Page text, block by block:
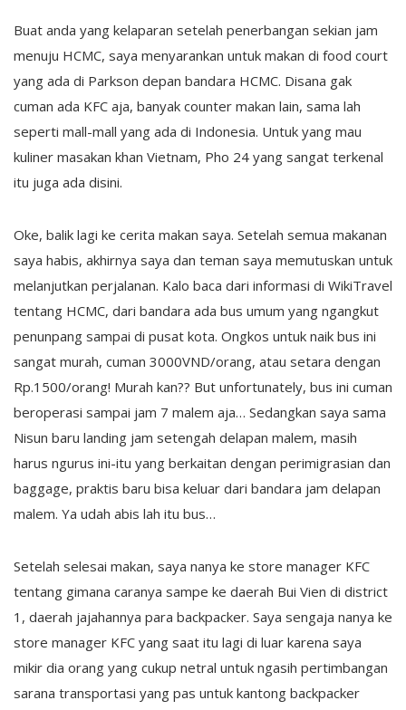
Buat anda yang kelaparan setelah penerbangan sekian jam
menuju HCMC, saya menyarankan untuk makan di food court
yang ada di Parkson depan bandara HCMC. Disana gak
cuman ada KFC aja, banyak counter makan lain, sama lah
seperti mall-mall yang ada di Indonesia. Untuk yang mau
kuliner masakan khan Vietnam, Pho 24 yang sangat terkenal
itu juga ada disini.
Oke, balik lagi ke cerita makan saya. Setelah semua makanan
saya habis, akhirnya saya dan teman saya memutuskan untuk
melanjutkan perjalanan. Kalo baca dari informasi di WikiTravel
tentang HCMC, dari bandara ada bus umum yang ngangkut
penunpang sampai di pusat kota. Ongkos untuk naik bus ini
sangat murah, cuman 3000VND/orang, atau setara dengan
Rp.1500/orang! Murah kan?? But unfortunately, bus ini cuman
beroperasi sampai jam 7 malem aja… Sedangkan saya sama
Nisun baru landing jam setengah delapan malem, masih
harus ngurus ini-itu yang berkaitan dengan perimigrasian dan
baggage, praktis baru bisa keluar dari bandara jam delapan
malem. Ya udah abis lah itu bus…
Setelah selesai makan, saya nanya ke store manager KFC
tentang gimana caranya sampe ke daerah Bui Vien di district
1, daerah jajahannya para backpacker. Saya sengaja nanya ke
store manager KFC yang saat itu lagi di luar karena saya
mikir dia orang yang cukup netral untuk ngasih pertimbangan
sarana transportasi yang pas untuk kantong backpacker